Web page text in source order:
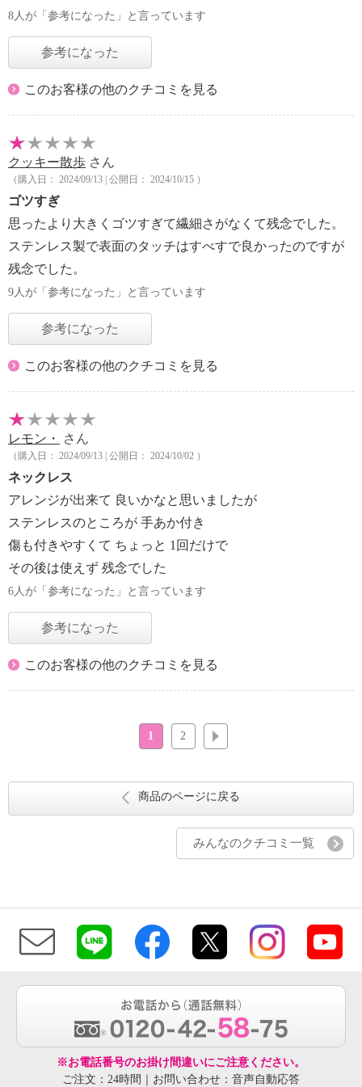
8人が「参考になった」と言っています
参考になった
このお客様の他のクチコミを見る
クッキー散歩 さん
（購入日： 2024/09/13 | 公開日： 2024/10/15 ）
ゴツすぎ
思ったより大きくゴツすぎて繊細さがなくて残念でした。
ステンレス製で表面のタッチはすべすで良かったのですが
残念でした。
9人が「参考になった」と言っています
参考になった
このお客様の他のクチコミを見る
レモン・ さん
（購入日： 2024/09/13 | 公開日： 2024/10/02 ）
ネックレス
アレンジが出来て 良いかなと思いましたが
ステンレスのところが 手あか付き
傷も付きやすくて ちょっと 1回だけで
その後は使えず 残念でした
6人が「参考になった」と言っています
参考になった
このお客様の他のクチコミを見る
1 2
商品のページに戻る
みんなのクチコミ一覧
※お電話番号のお掛け間違いにご注意ください。
ご注文：24時間｜お問い合わせ：音声自動応答